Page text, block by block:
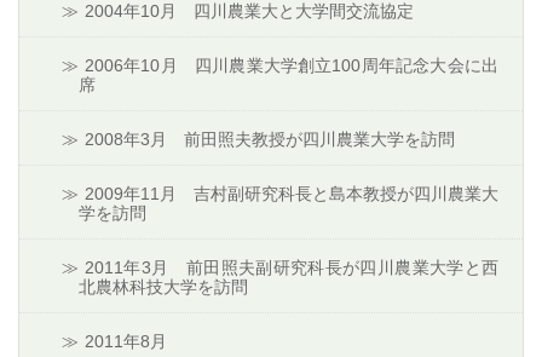
2004年10月 四川農業大と大学間交流協定
2006年10月 四川農業大学創立100周年記念大会に出
席
2008年3月 前田照夫教授が四川農業大学を訪問
2009年11月 吉村副研究科長と島本教授が四川農業大
学を訪問
2011年3月 前田照夫副研究科長が四川農業大学と西
北農林科技大学を訪問
2011年8月